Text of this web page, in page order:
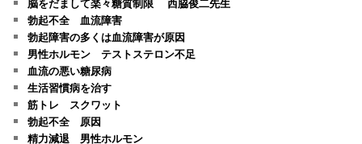
勃起不全 血流障害
勃起障害の多くは血流障害が原因
男性ホルモン テストステロン不足
血流の悪い糖尿病
生活習慣病を治す
筋トレ スクワット
勃起不全 原因
精力減退 男性ホルモン